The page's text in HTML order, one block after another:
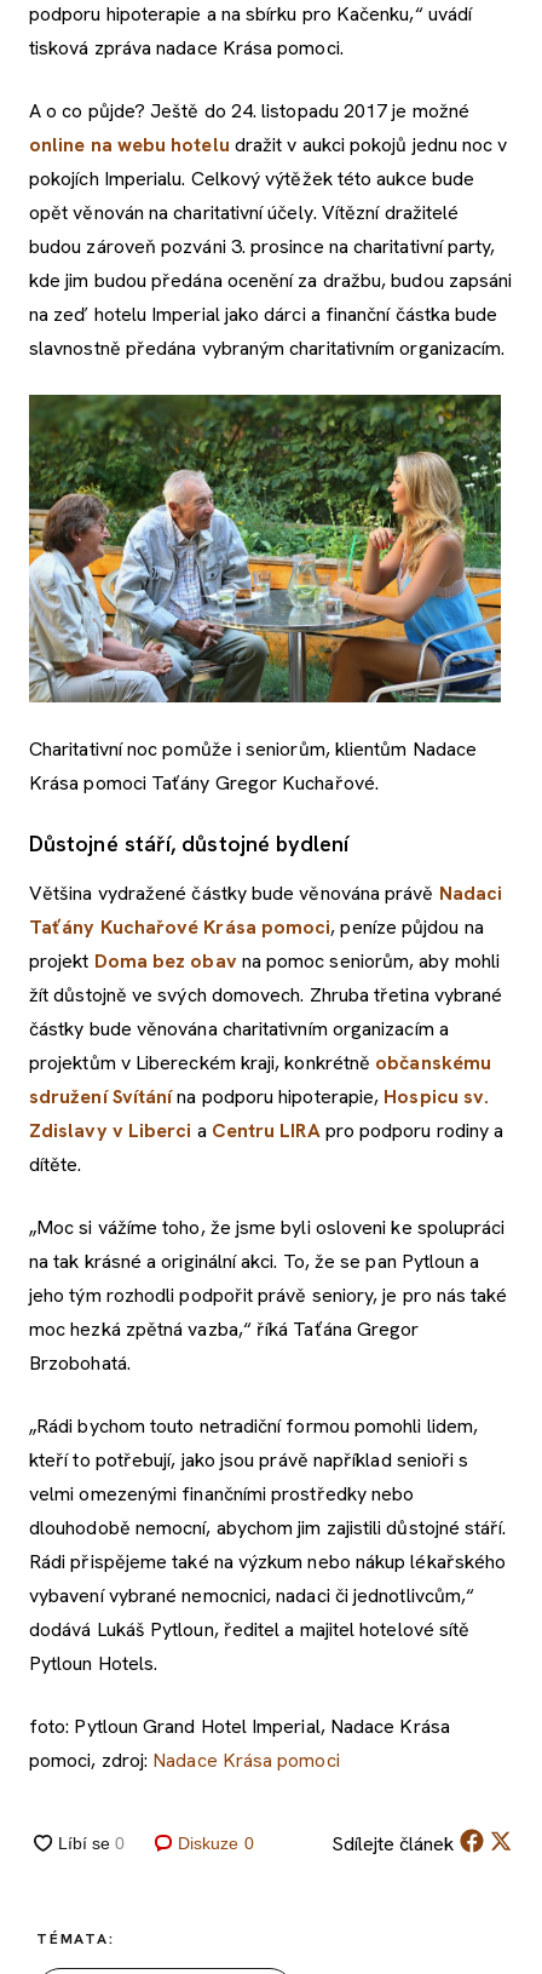
podporu hipoterapie a na sbírku pro Kačenku,“ uvádí
tisková zpráva nadace Krása pomoci.
A o co půjde? Ještě do 24. listopadu 2017 je možné
online na webu hotelu dražit v aukci pokojů jednu noc v
pokojích Imperialu. Celkový výtěžek této aukce bude
opět věnován na charitativní účely. Vítězní dražitelé
budou zároveň pozváni 3. prosince na charitativní party,
kde jim budou předána ocenění za dražbu, budou zapsáni
na zeď hotelu Imperial jako dárci a finanční částka bude
slavnostně předána vybraným charitativním organizacím.
Charitativní noc pomůže i seniorům, klientům Nadace
Krása pomoci Taťány Gregor Kuchařové.
Důstojné stáří, důstojné bydlení
Většina vydražené částky bude věnována právě Nadaci
Taťány Kuchařové Krása pomoci, peníze půjdou na
projekt Doma bez obavna pomoc seniorům, aby mohli
žít důstojně ve svých domovech. Zhruba třetina vybrané
částky bude věnována charitativním organizacím a
projektům v Libereckém kraji, konkrétně občanskému
sdružení Svítánína podporu hipoterapie, Hospicu sv.
Zdislavy v Liberci a Centru LIRApro podporu rodiny a
dítěte.
„Moc si vážíme toho, že jsme byli osloveni ke spolupráci
na tak krásné a originální akci. To, že se pan Pytloun a
jeho tým rozhodli podpořit právě seniory, je pro nás také
moc hezká zpětná vazba,“ říká Taťána Gregor
Brzobohatá.
„Rádi bychom touto netradiční formou pomohli lidem,
kteří to potřebují, jako jsou právě například senioři s
velmi omezenými finančními prostředky nebo
dlouhodobě nemocní, abychom jim zajistili důstojné stáří.
Rádi přispějeme také na výzkum nebo nákup lékařského
vybavení vybrané nemocnici, nadaci či jednotlivcům,“
dodává Lukáš Pytloun, ředitel a majitel hotelové sítě
Pytloun Hotels.
foto: Pytloun Grand Hotel Imperial, Nadace Krása
pomoci, zdroj: Nadace Krása pomoci
Diskuze 0 Sdílejte článek
TÉMATA: